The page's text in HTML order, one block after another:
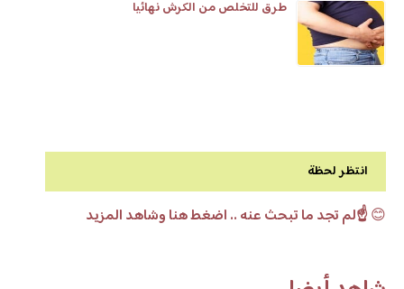
طرق للتخلص من الكرش نهائيا
انتظر لحظة
😊☝️لم تجد ما تبحث عنه .. اضغط هنا وشاهد المزيد